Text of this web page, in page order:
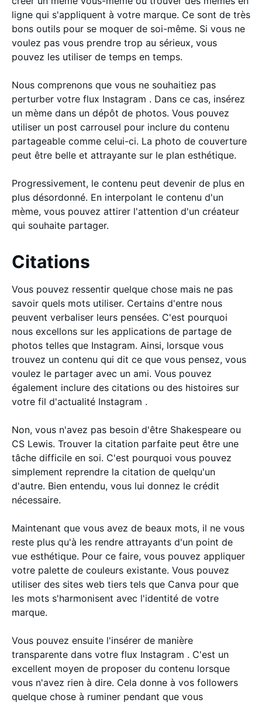
ligne qui s'appliquent à votre marque. Ce sont de très
bons outils pour se moquer de soi-même. Si vous ne
voulez pas vous prendre trop au sérieux, vous
pouvez les utiliser de temps en temps.
Nous comprenons que vous ne souhaitiez pas
perturber votre flux Instagram . Dans ce cas, insérez
un mème dans un dépôt de photos. Vous pouvez
utiliser un post carrousel pour inclure du contenu
partageable comme celui-ci. La photo de couverture
peut être belle et attrayante sur le plan esthétique.
Progressivement, le contenu peut devenir de plus en
plus désordonné. En interpolant le contenu d'un
mème, vous pouvez attirer l'attention d'un créateur
qui souhaite partager.
Citations
Vous pouvez ressentir quelque chose mais ne pas
savoir quels mots utiliser. Certains d'entre nous
peuvent verbaliser leurs pensées. C'est pourquoi
nous excellons sur les applications de partage de
photos telles que Instagram. Ainsi, lorsque vous
trouvez un contenu qui dit ce que vous pensez, vous
voulez le partager avec un ami. Vous pouvez
également inclure des citations ou des histoires sur
votre fil d'actualité Instagram .
Non, vous n'avez pas besoin d'être Shakespeare ou
CS Lewis. Trouver la citation parfaite peut être une
tâche difficile en soi. C'est pourquoi vous pouvez
simplement reprendre la citation de quelqu'un
d'autre. Bien entendu, vous lui donnez le crédit
nécessaire.
Maintenant que vous avez de beaux mots, il ne vous
reste plus qu'à les rendre attrayants d'un point de
vue esthétique. Pour ce faire, vous pouvez appliquer
votre palette de couleurs existante. Vous pouvez
utiliser des sites web tiers tels que Canva pour que
les mots s'harmonisent avec l'identité de votre
marque.
Vous pouvez ensuite l'insérer de manière
transparente dans votre flux Instagram . C'est un
excellent moyen de proposer du contenu lorsque
vous n'avez rien à dire. Cela donne à vos followers
quelque chose à ruminer pendant que vous